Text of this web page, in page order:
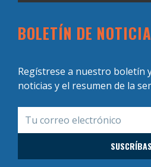
BOLETÍN DE
Regístrese a nuestro boletín
noticias y el resumen de la